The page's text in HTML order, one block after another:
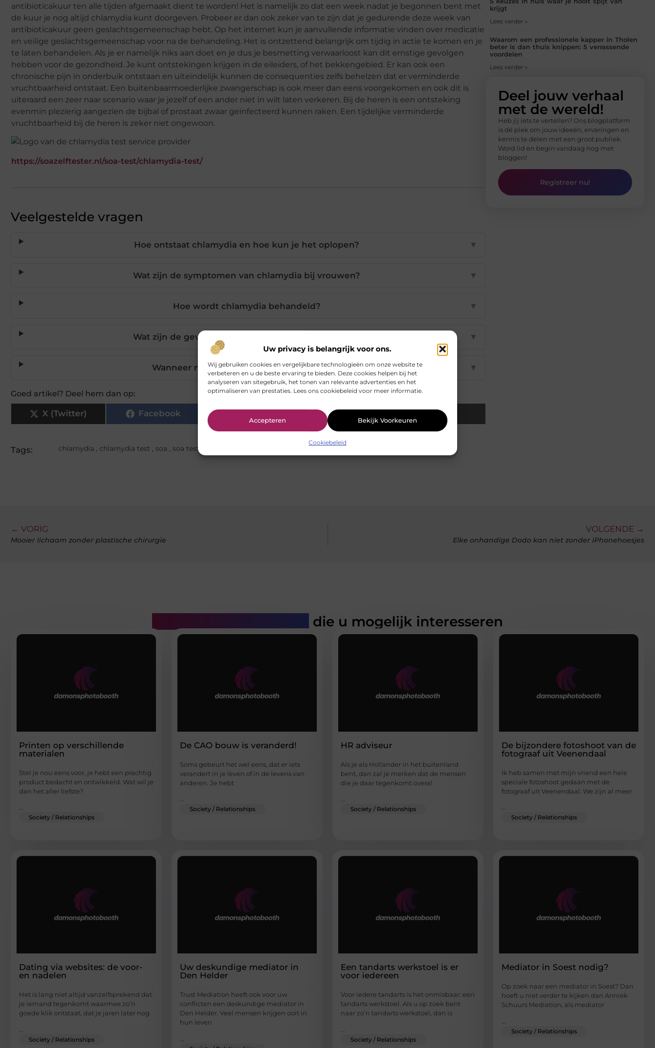
Uw privacy is belangrijk voor ons.
Wij gebruiken cookies en vergelijkbare technologieën om onze website te
verbeteren en u de beste ervaring te bieden. Deze cookies helpen bij het
analyseren van sitegebruik, het tonen van relevante advertenties en het
optimaliseren van prestaties. Lees ons cookiebeleid voor meer informatie.
Accepteren Bekijk Voorkeuren
Cookiebeleid
antibioticakuur ten alle tijden afgemaakt dient te worden! Het is namelijk zo dat een week nadat je begonnen bent met
de kuur je nog altijd chlamydia kunt doorgeven. Probeer er dan ook zeker van te zijn dat je gedurende deze week van
antibioticakuur geen geslachtsgemeenschap hebt. Op het internet kun je aanvullende informatie vinden over medicatie
en veilige geslachtsgemeenschap voor na de behandeling. Het is ontzettend belangrijk om tijdig in actie te komen en je
te laten behandelen. Als je er namelijk niks aan doet en je dus je besmetting verwaarloost kan dit ernstige gevolgen
hebben voor de gezondheid. Je kunt ontstekingen krijgen in de eileiders, of het bekkengebied. Er kan ook een
chronische pijn in onderbuik ontstaan en uiteindelijk kunnen de consequenties zelfs behelzen dat er verminderde
vruchtbaarheid ontstaat. Een buitenbaarmoederlijke zwangerschap is ook meer dan eens voorgekomen en ook dit is
uiteraard een zeer naar scenario waar je jezelf of een ander niet in wilt laten verkeren. Bij de heren is een ontsteking
evenmin plezierig aangezien de bijbal of prostaat zwaar geïnfecteerd kunnen raken. Een tijdelijke verminderde
vruchtbaarheid bij de heren is zeker niet ongewoon.
https://soazelftester.nl/soa-test/chlamydia-test/
Veelgestelde vragen
Hoe ontstaat chlamydia en hoe kun je het oplopen? ▼
Wat zijn de symptomen van chlamydia bij vrouwen? ▼
Hoe wordt chlamydia behandeld? ▼
Wat zijn de gevolgen van onbehandelde chlamydia? ▼
Wanneer moet ik een chlamydia test doen? ▼
Goed artikel? Deel hem dan op:
X (Twitter) Facebook LinkedIn Email
Tags: chlamydia , chlamydia test , soa , soa test
krijgt
Lees verder »
Waarom een professionele kapper in Tholen
beter is dan thuis knippen: 5 verrassende
voordelen
Lees verder »
Deel jouw verhaal
met de wereld!
Heb jij iets te vertellen? Ons blogplatform
is dé plek om jouw ideeën, ervaringen en
kennis te delen met een groot publiek.
Word lid en begin vandaag nog met
bloggen!
Registreer nu!
← VORIG
Mooier lichaam zonder plastische chirurgie
VOLGENDE →
Elke onhandige Dodo kan niet zonder iPhonehoesjes
die u mogelijk interesseren
Printen op verschillende
materialen
Stel je nou eens voor, je hebt een prachtig
product bedacht en ontwikkeld. Wat wil je
dan het aller liefste?
...
Society / Relationships
De CAO bouw is veranderd!
Soms gebeurt het wel eens, dat er iets
verandert in je leven of in de levens van
anderen. Je hebt
...
Society / Relationships
HR adviseur
Als je als Hollander in het buitenland
bent, dan zal je merken dat de mensen
die je daar tegenkomt overal
...
Society / Relationships
De bijzondere fotoshoot van de
fotograaf uit Veenendaal
Ik heb samen met mijn vriend een hele
speciale fotoshoot gedaan met de
fotograaf uit Veenendaal. We zijn al meer
...
Society / Relationships
Dating via websites: de voor-
en nadelen
Het is lang niet altijd vanzelfsprekend dat
je iemand tegenkomt waarmee zo’n
goede klik ontstaat, dat je jaren later nog
Society / Relationships
Uw deskundige mediator in
Den Helder
Trust Mediation heeft ook voor uw
conflicten een deskundige mediator in
Den Helder. Veel mensen krijgen ooit in
hun leven
Een tandarts werkstoel is er
voor iedereen
Voor iedere tandarts is het onmisbaar: een
tandarts werkstoel. Als u op zoek bent
naar zo’n tandarts werkstoel, dan is
Society / Relationships
Mediator in Soest nodig?
Op zoek naar een mediator in Soest? Dan
hoeft u niet verder te kijken dan Anniek
Schuurs Mediation, als mediator
Society / Relationships